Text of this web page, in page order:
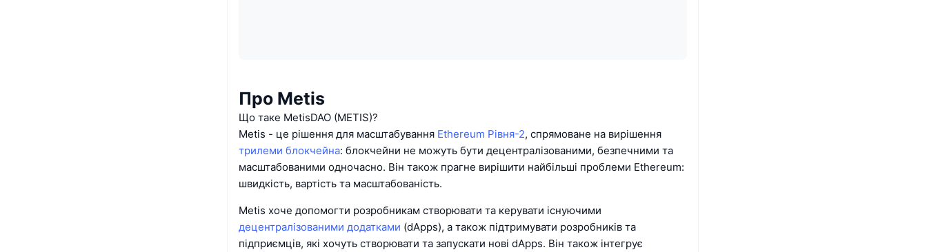
Про Metis
Що таке MetisDAO (METIS)?
Metis - це рішення для масштабування Ethereum Рівня-2, спрямоване на вирішення
трилеми блокчейна: блокчейни не можуть бути децентралізованими, безпечними та
масштабованими одночасно. Він також прагне вирішити найбільші проблеми Ethereum:
швидкість, вартість та масштабованість.
Metis хоче допомогти розробникам створювати та керувати існуючими
децентралізованими додатками (dApps), а також підтримувати розробників та
підприємців, які хочуть створювати та запускати нові dApps. Він також інтегрує